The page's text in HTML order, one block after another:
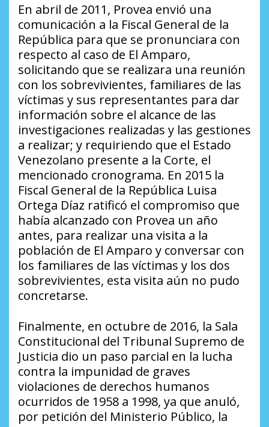
En abril de 2011, Provea envió una
comunicación a la Fiscal General de la
República para que se pronunciara con
respecto al caso de El Amparo,
solicitando que se realizara una reunión
con los sobrevivientes, familiares de las
víctimas y sus representantes para dar
información sobre el alcance de las
investigaciones realizadas y las gestiones
a realizar; y requiriendo que el Estado
Venezolano presente a la Corte, el
mencionado cronograma. En 2015 la
Fiscal General de la República Luisa
Ortega Díaz ratificó el compromiso que
había alcanzado con Provea un año
antes, para realizar una visita a la
población de El Amparo y conversar con
los familiares de las víctimas y los dos
sobrevivientes, esta visita aún no pudo
concretarse.
Finalmente, en octubre de 2016, la Sala
Constitucional del Tribunal Supremo de
Justicia dio un paso parcial en la lucha
contra la impunidad de graves
violaciones de derechos humanos
ocurridos de 1958 a 1998, ya que anuló,
por petición del Ministerio Público, la